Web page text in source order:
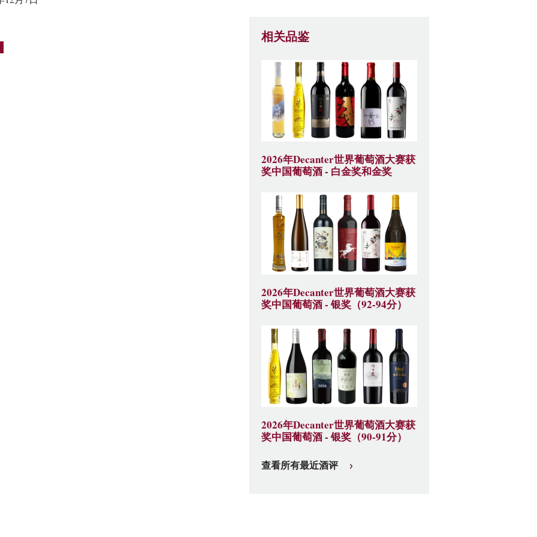
相关品鉴
2026年Decanter世界葡萄酒大赛获
奖中国葡萄酒 - 白金奖和金奖
2026年Decanter世界葡萄酒大赛获
奖中国葡萄酒 - 银奖（92-94分）
2026年Decanter世界葡萄酒大赛获
奖中国葡萄酒 - 银奖（90-91分）
查看所有最近酒评